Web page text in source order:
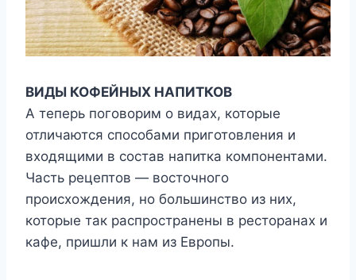
ВИДЫ КОФЕЙНЫХ НАПИТКОВ
А теперь поговорим о видах, которые
отличаются способами приготовления и
входящими в состав напитка компонентами.
Часть рецептов — восточного
происхождения, но большинство из них,
которые так распространены в ресторанах и
кафе, пришли к нам из Европы.